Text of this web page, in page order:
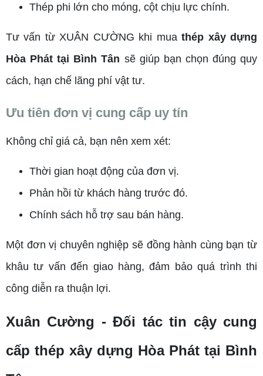
Thép phi lớn cho móng, cột chịu lực chính.
Tư vấn từ XUÂN CƯỜNG khi muathép xây dựng
Hòa Phát tại Bình Tân sẽ giúp bạn chọn đúng quy
cách, hạn chế lãng phí vật tư.
Ưu tiên đơn vị cung cấp uy tín
Không chỉ giá cả, bạn nên xem xét:
Thời gian hoạt động của đơn vị.
Phản hồi từ khách hàng trước đó.
Chính sách hỗ trợ sau bán hàng.
Một đơn vị chuyên nghiệp sẽ đồng hành cùng bạn từ
khâu tư vấn đến giao hàng, đảm bảo quá trình thi
công diễn ra thuận lợi.
Xuân Cường - Đối tác tin cậy cung
cấp thép xây dựng Hòa Phát tại Bình